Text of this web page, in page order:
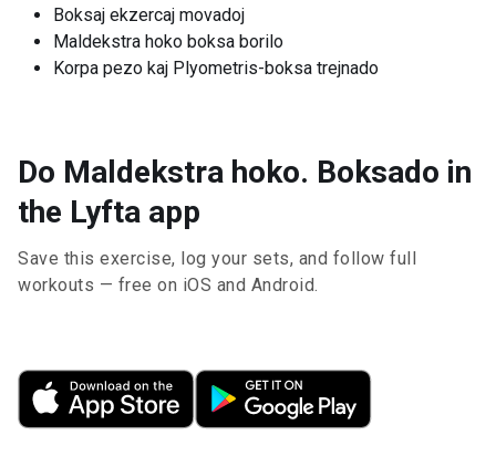
Boksaj ekzercaj movadoj
Maldekstra hoko boksa borilo
Korpa pezo kaj Plyometris-boksa trejnado
Do Maldekstra hoko. Boksado in
the Lyfta app
Save this exercise, log your sets, and follow full
workouts — free on iOS and Android.